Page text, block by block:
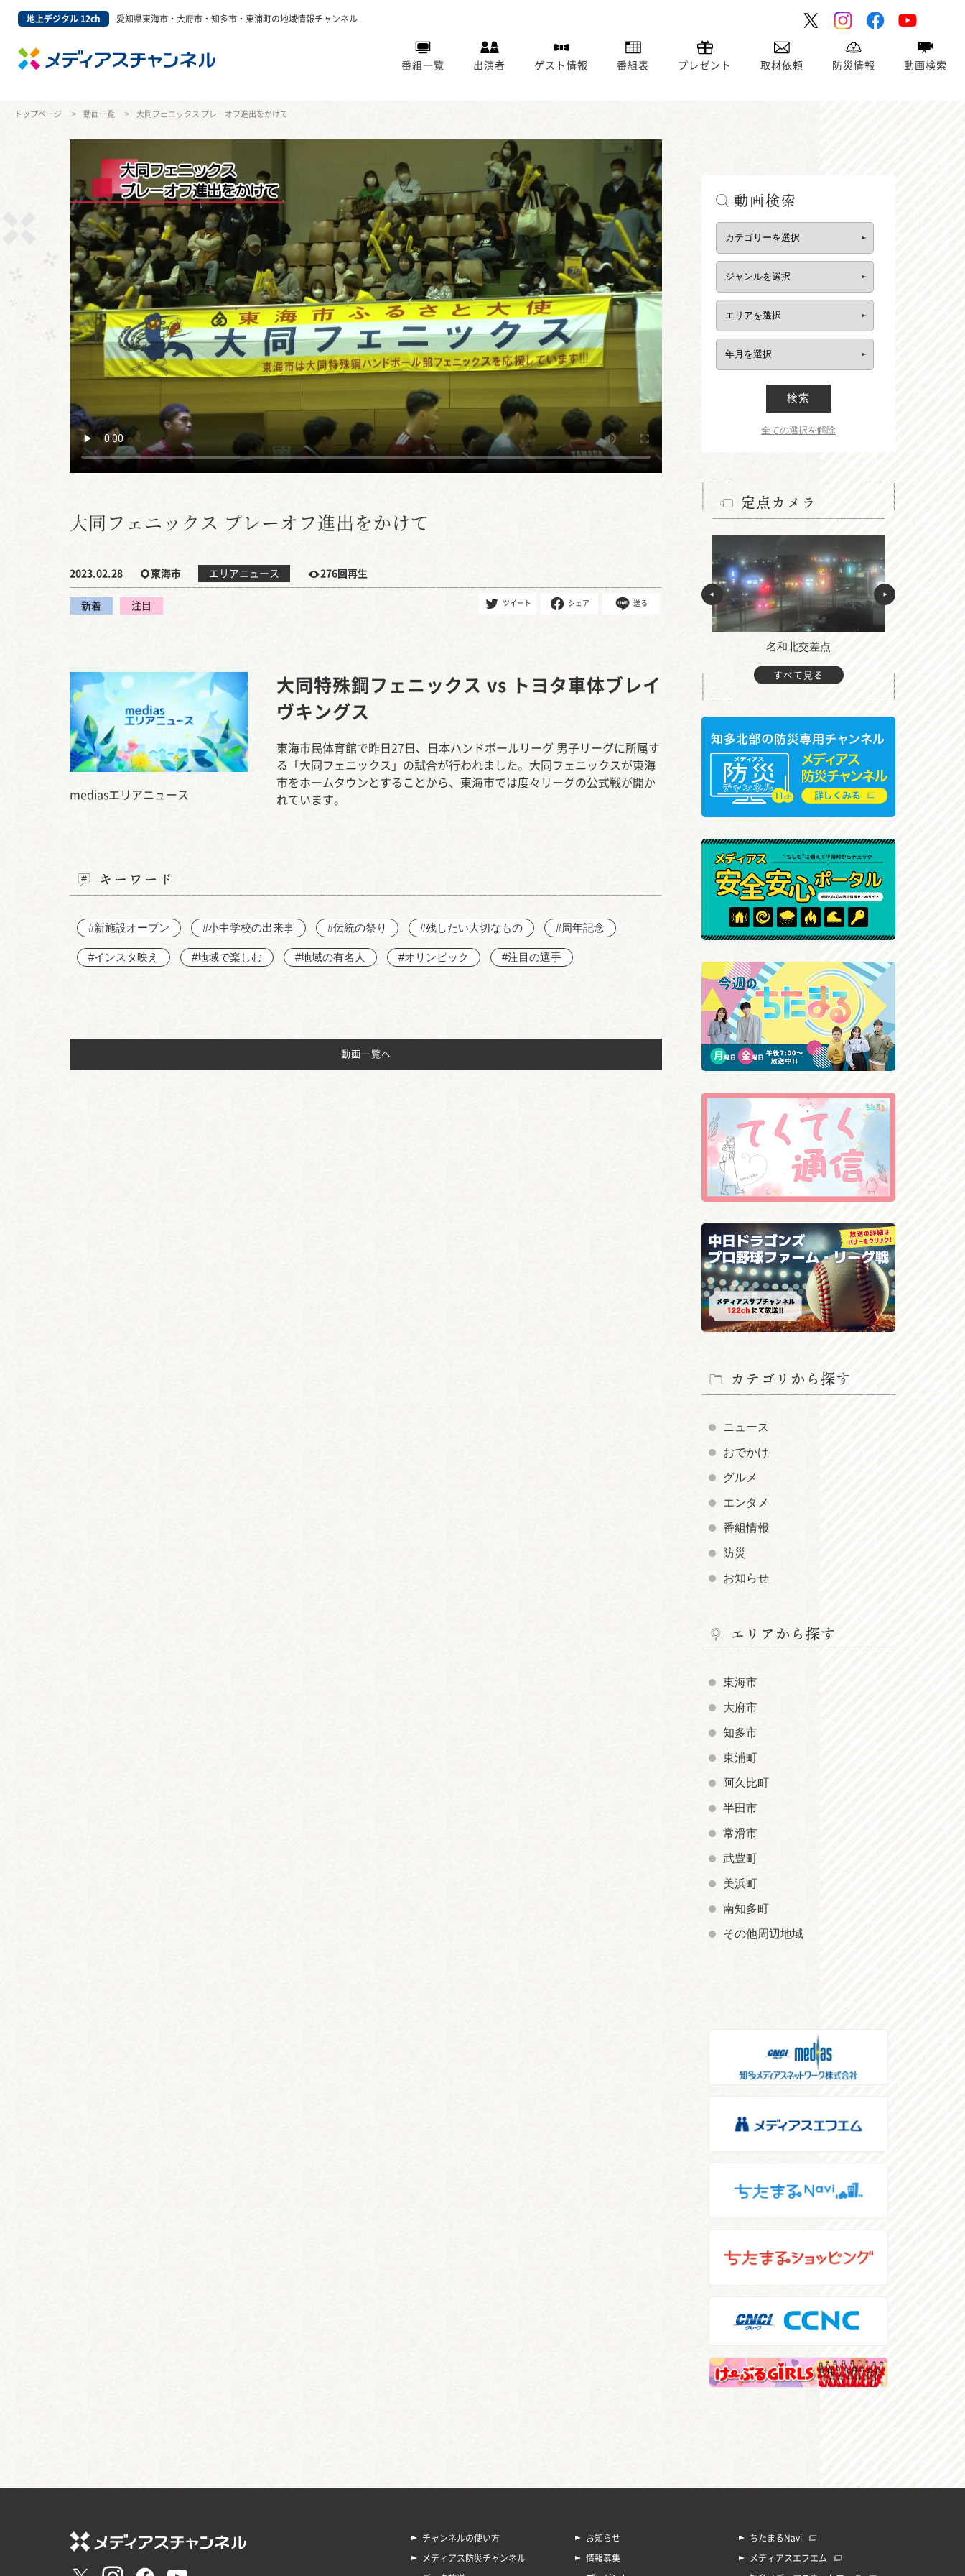
地上デジタル 12ch 愛知県東海市・大府市・知多市・東浦町の地域情報チャンネル
番組一覧 出演者 ゲスト情報 番組表 プレゼント 取材依頼 防災情報 動画検索
トップページ 動画一覧 大同フェニックス プレーオフ進出をかけて
大同フェニックス プレーオフ進出をかけて
2023.02.28 東海市 エリアニュース 276回再生
新着 注目 ツイート シェア 送る
mediasエリアニュース
大同特殊鋼フェニックス vs トヨタ車体ブレイ
ヴキングス
東海市民体育館で昨日27日、日本ハンドボールリーグ 男子リーグに所属す
る「大同フェニックス」の試合が行われました。大同フェニックスが東海
市をホームタウンとすることから、東海市では度々リーグの公式戦が開か
れています。
キーワード
#新施設オープン #小中学校の出来事 #伝統の祭り #残したい大切なもの #周年記念
#インスタ映え #地域で楽しむ #地域の有名人 #オリンピック #注目の選手
動画一覧へ
動画検索
検索
全ての選択を解除
定点カメラ
名和北交差点
すべて見る
カテゴリから探す
ニュース
おでかけ
グルメ
エンタメ
番組情報
防災
お知らせ
エリアから探す
東海市
大府市
知多市
東浦町
阿久比町
半田市
常滑市
武豊町
美浜町
南知多町
その他周辺地域
チャンネルの使い方
メディアス防災チャンネル
お知らせ
情報募集
ちたまるNavi
メディアスエフエム